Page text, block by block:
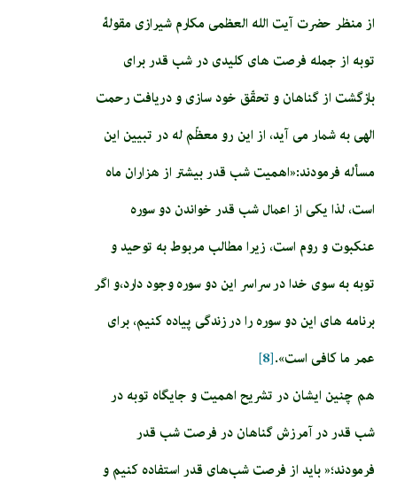
از منظر حضرت آیت الله العظمی مکارم شیرازی مقولۀ
توبه از جمله فرصت های کلیدی در شب قدر برای
بازگشت از گناهان و تحقّق خود سازی و دریافت رحمت
الهی به شمار می آید، از این رو معظّم له در تبیین این
مسأله فرمودند:«اهمیت شب قدر بیشتر از هزاران ماه
است، لذا یکی از اعمال شب قدر خواندن دو سوره
عنکبوت و روم است، زیرا مطالب مربوط به توحید و
توبه به سوی خدا در سراسر این دو سوره وجود دارد،و اگر
برنامه های این دو سوره را در زندگی پیاده کنیم، برای
عمر ما کافی است».[8]
هم چنین ایشان در تشریح اهمیت و جایگاه توبه در
شب قدر در آمرزش گناهان در فرصت شب قدر
فرمودند؛« باید از فرصت شب‌های قدر استفاده کنیم و